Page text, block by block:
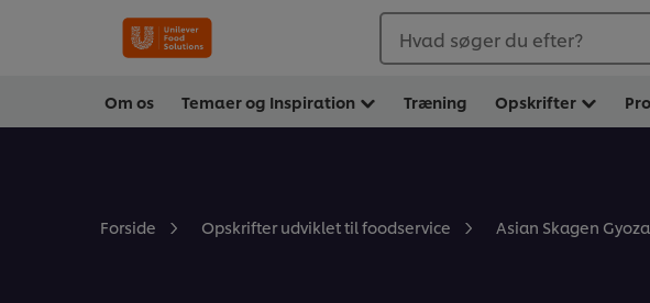
Hvad søger du efter?
Om os Temaer og Inspiration Træning Opskrifter
Forside Opskrifter udviklet til foodservice Asian Skagen